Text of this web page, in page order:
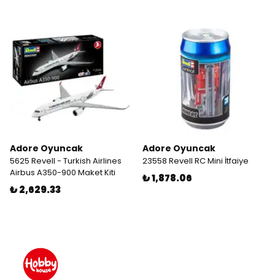
Adore Oyuncak
5625 Revell - Turkish Airlines
Airbus A350-900 Maket Kiti
₺ 2,629.33
Adore Oyuncak
23558 Revell RC Mini İtfaiye
₺ 1,878.06